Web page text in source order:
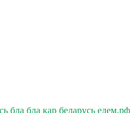
бла бла кар беларусь